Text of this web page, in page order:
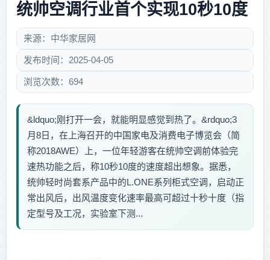
统帅空调行业首个实现10秒10度
来源：中华家居网
发布时间：2025-04-05
浏览次数：694
&ldquo;刚打开一会，就能明显感觉到热了。&rdquo;3
月8日，在上海召开的中国家电及消费电子博览会（简
称2018AWE）上，一位年轻游客在统帅空调前体验完
速热功能之后，称10秒10度的速度超出想象。据悉，
统帅轻时尚套系产品中的L.ONE系列柜式空调，启动正
常出风后，出风温度变化速率最高可超过十秒十度（指
定型号及工况，实验室下测...